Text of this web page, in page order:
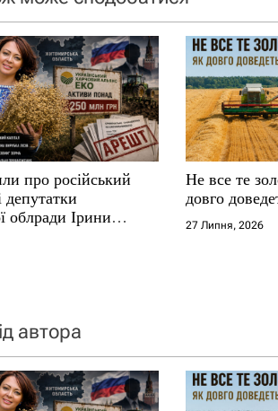
про російський
депутатки
облради Ірини
можуть
Не все те
довго
27 Липня, 2026
автора